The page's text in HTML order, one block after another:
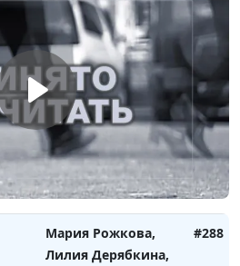
Мария Рожкова,
Лилия Дерябкина,
семейный
консультант
Мария Рожкова,
Лилия Дерябкина,
семейный
консультант
#289
Мария Рожкова,
Лилия Дерябкина,
#288